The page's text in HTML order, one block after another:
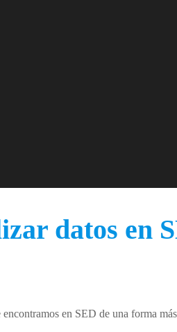
datos en
en SED de una forma